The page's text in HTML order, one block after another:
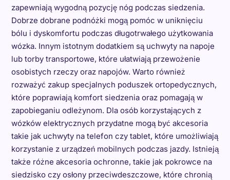
zapewniają wygodną pozycję nóg podczas siedzenia.
Dobrze dobrane podnóżki mogą pomóc w uniknięciu
bólu i dyskomfortu podczas długotrwałego użytkowania
wózka. Innym istotnym dodatkiem są uchwyty na napoje
lub torby transportowe, które ułatwiają przewożenie
osobistych rzeczy oraz napojów. Warto również
rozważyć zakup specjalnych poduszek ortopedycznych,
które poprawiają komfort siedzenia oraz pomagają w
zapobieganiu odleżynom. Dla osób korzystających z
wózków elektrycznych przydatne mogą być akcesoria
takie jak uchwyty na telefon czy tablet, które umożliwiają
korzystanie z urządzeń mobilnych podczas jazdy. Istnieją
także różne akcesoria ochronne, takie jak pokrowce na
siedzisko czy osłony przeciwdeszczowe, które chronią